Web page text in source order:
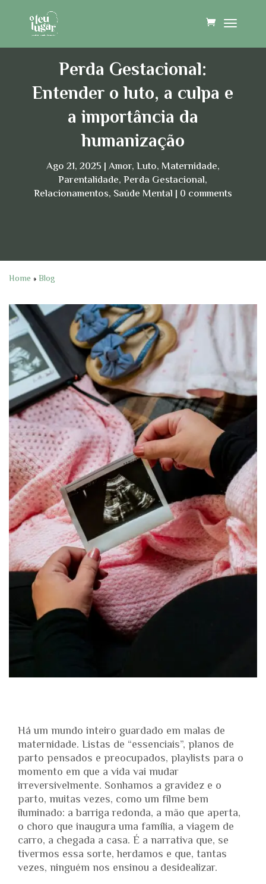
Perda Gestacional:
Entender o luto, a culpa e
a importância da
humanização
Ago 21, 2025 Amor,Luto, Maternidade,
Parentalidade,Perda Gestacional,
Relacionamentos, Saúde Mental 0 comments
Home »Blog
Há um mundo inteiro guardado em malas de
maternidade. Listas de “essenciais”, planos de
parto pensados e preocupados, playlists para o
momento em que a vida vai mudar
irreversivelmente. Sonhamos a gravidez e o
parto, muitas vezes, como um filme bem
iluminado: a barriga redonda, a mão que aperta,
o choro que inaugura uma família, a viagem de
carro, a chegada a casa. É a narrativa que, se
tivermos essa sorte, herdamos e que, tantas
vezes, ninguém nos ensinou a desidealizar.